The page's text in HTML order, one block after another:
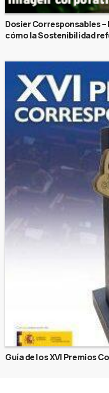
Dosier Corresponsables
cómo la Sostenibilidad
Guía de los XVI Premios